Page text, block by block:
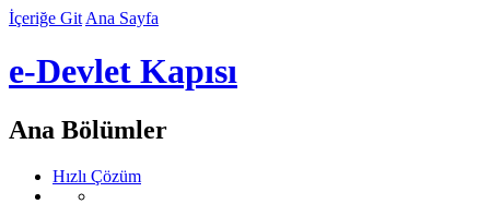
İçeriğe Git Ana Sayfa
e-Devlet Kapısı
Ana Bölümler
Hızlı Çözüm